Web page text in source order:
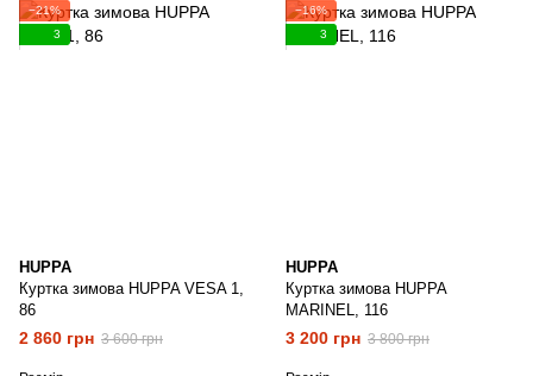
−21%
3
HUPPA
Куртка зимова HUPPA VESA 1,
86
2 860 грн 3 600 грн
−16%
3
HUPPA
Куртка зимова HUPPA
MARINEL, 116
3 200 грн 3 800 грн